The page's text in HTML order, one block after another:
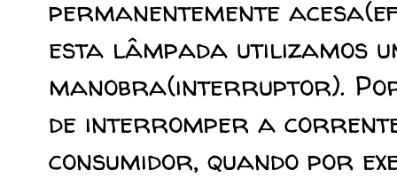
permanentemente
esta lâmpada utilizamos
manobra(interruptor).
de interromper a
consumidor, quando por